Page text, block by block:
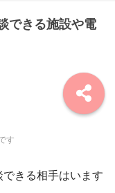
できる施設や電
す
きる相手はいます